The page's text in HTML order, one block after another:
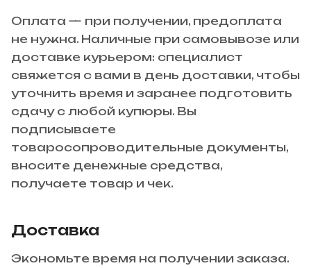
Оплата — при получении, предоплата
не нужна. Наличные при самовывозе или
доставке курьером: специалист
свяжется с вами в день доставки, чтобы
уточнить время и заранее подготовить
сдачу с любой купюры. Вы
подписываете
товаросопроводительные документы,
вносите денежные средства,
получаете товар и чек.
Доставка
Экономьте время на получении заказа.